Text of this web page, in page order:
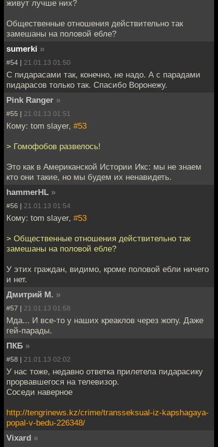
живут лучше них?
Общественные отношения действительно так
замешаны на половой ебле?
sumerki »
#54 | 21.01.13 01:50
С пидарасами так, конечно, не надо. А с парадами
пидарасов только так. Спасибо Воронежу.
Pink Ranger »
#55 | 21.01.13 01:51
Кому: tom slayer, #53
> Гомофобов развелось!
Это как в Американской Истории Икс: мы не знаем
кто они такие, но мы будем их ненавидеть.
hammerHL »
#56 | 21.01.13 01:54
Кому: tom slayer, #53
> Общественные отношения действительно так
замешаны на половой ебле?
У этих граждан, видимо, кроме половой ебли ничего
и нет.
Дмитрий М. »
#57 | 21.01.13 01:58
Мда... И все-то у наших креаклов через жопу. Даже
гей-парады.
ПКБ »
#58 | 21.01.13 02:02
У нас тоже, недавно ответка прилетела пидарасику
прорвавшегося на телевизор.
Соседи наверное
http://tengrinews.kz/crime/transseksual-iz-kapshagaya-
popal-v-bedu-226348/
Vixard »